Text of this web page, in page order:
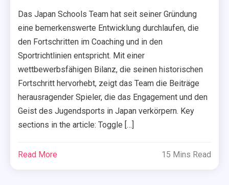
Das Japan Schools Team hat seit seiner Gründung
eine bemerkenswerte Entwicklung durchlaufen, die
den Fortschritten im Coaching und in den
Sportrichtlinien entspricht. Mit einer
wettbewerbsfähigen Bilanz, die seinen historischen
Fortschritt hervorhebt, zeigt das Team die Beiträge
herausragender Spieler, die das Engagement und den
Geist des Jugendsports in Japan verkörpern. Key
sections in the article: Toggle […]
Read More 15 Mins Read